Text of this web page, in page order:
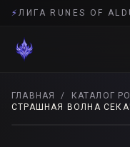
⚡
ГЛАВНАЯ / КАТАЛОГ
СТРАШНАЯ ВОЛНА